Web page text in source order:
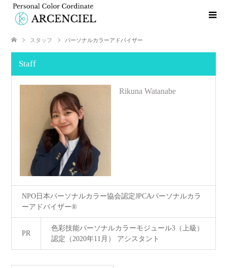
スタッフ パーソナルカラーアドバイザー
Staff
Rikuna Watanabe
NPO日本パーソナルカラー協会認定JPCAパーソナルカラ
ーアドバイザー®︎
PR
色彩技能パーソナルカラーモジュール3（上級）
認定（2020年11月） アシスタント